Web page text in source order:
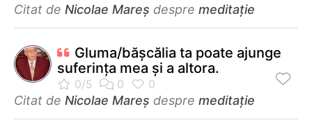
Citat de Nicolae Mareș despre meditație
Gluma/bășcălia ta poate ajunge
suferința mea și a altora.
Citat de Nicolae Mareș despre meditație